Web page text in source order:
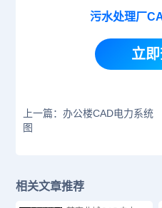
污水处理厂
立
上一篇：办公楼CAD电力系统
图
相关文章推荐